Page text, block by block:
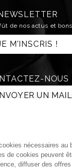
de nos actus et
M'INSCRIS !
NOUS
UN MAIL
CONNECTÉS